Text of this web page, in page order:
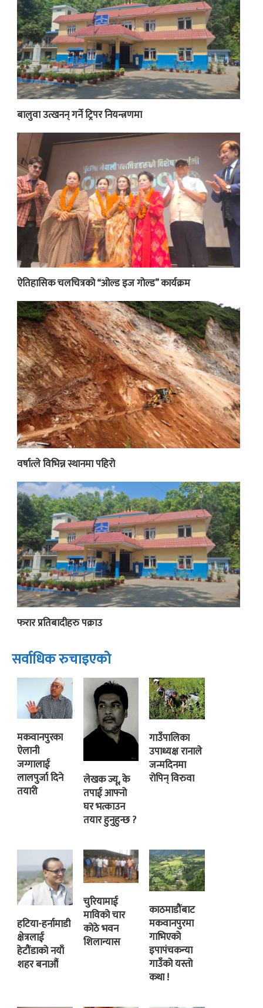
बालुवा उत्खनन् गर्ने ट्रिपर नियन्त्रणमा
ऐतिहासिक चलचित्रको “ओल्ड इज गोल्ड” कार्यक्रम
वर्षात्ले विभिन्न स्थानमा पहिरो
फरार प्रतिबादीहरु पक्राउ
सर्वाधिक रुचाइएको
मकवानपुरका
ऐलानी
जग्गालाई
लालपुर्जा दिने
तयारी
लेखक ज्यू, के
तपाई आफ्नो
घर भत्काउन
तयार हुनुहुन्छ ?
गाउँपालिका
उपाध्यक्ष रानाले
जन्मदिनमा
रोपिन् विरुवा
हटिया-हर्नामाडी
क्षेत्रलाई
हेटौंडाको नयाँ
शहर बनाऔं
चुरियामाई
माविको चार
कोठे भवन
शिलान्यास
काठमाडौंबाट
मकवानपुरमा
गाभिएको
इपापंचकन्या
गाउँको यस्तो
कथा !